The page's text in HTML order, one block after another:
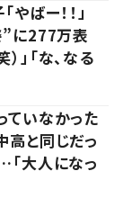
ばー！！」
に277万表
」「な、なる
ていなかった
と同じだっ
大人になっ